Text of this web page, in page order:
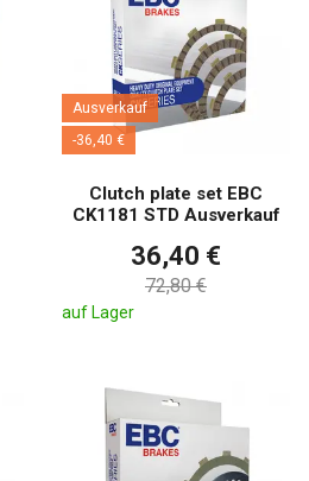
Ausverkauf
-36,40 €
Clutch plate set EBC
CK1181 STD Ausverkauf
36,40 €
72,80 €
auf Lager